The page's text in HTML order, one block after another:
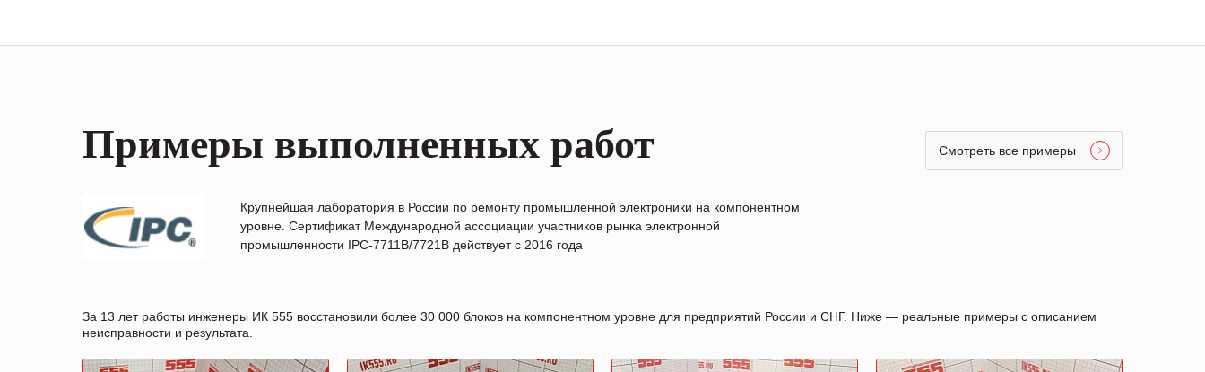
Примеры выполненных работ
Крупнейшая лаборатория в России по ремонту промышленной электроники на компонентном
уровне. Сертификат Международной ассоциации участников рынка электронной
промышленности IPC-7711B/7721B действует с 2016 года
Смотреть все примеры
За 13 лет работы инженеры ИК 555 восстановили более 30 000 блоков на компонентном уровне для предприятий России и СНГ. Ниже — реальные примеры с описанием
неисправности и результата.